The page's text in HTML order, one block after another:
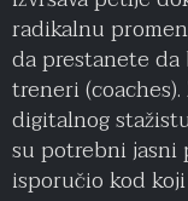
radikalnu
da prestanete
treneri
digitalnog
su potrebni jasni
isporučio kod